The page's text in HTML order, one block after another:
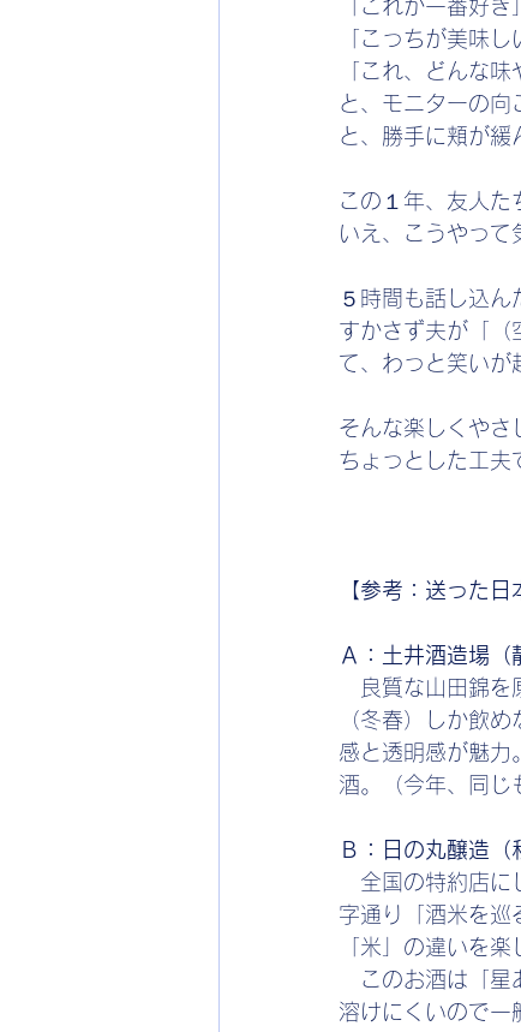
「これが一番好き」
「こっちが美味し
「これ、どんな
と、モニターの向
と、勝手に頬が緩
この１年、友人た
いえ、こうやって
５時間も話し込ん
すかさず夫が「（
て、わっと笑いが
そんな楽しくやさ
ちょっとした工夫
【参考：送った日
Ａ：土井酒造場
良質な山田錦を
（冬春）しか飲
感と透明感が魅力
酒。（今年、同じ
Ｂ：日の丸醸造
全国の特約店に
字通り「酒米を巡
「米」の違いを
このお酒は「星
溶けにくいので一